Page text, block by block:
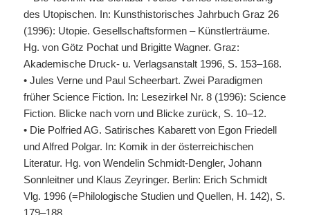
des Utopischen. In: Kunsthistorisches Jahrbuch Graz 26
(1996): Utopie. Gesellschaftsformen – Künstlerträume.
Hg. von Götz Pochat und Brigitte Wagner. Graz:
Akademische Druck- u. Verlagsanstalt 1996, S. 153–168.
• Jules Verne und Paul Scheerbart. Zwei Paradigmen
früher Science Fiction. In: Lesezirkel Nr. 8 (1996): Science
Fiction. Blicke nach vorn und Blicke zurück, S. 10–12.
• Die Polfried AG. Satirisches Kabarett von Egon Friedell
und Alfred Polgar. In: Komik in der österreichischen
Literatur. Hg. von Wendelin Schmidt-Dengler, Johann
Sonnleitner und Klaus Zeyringer. Berlin: Erich Schmidt
Vlg. 1996 (=Philologische Studien und Quellen, H. 142), S.
179–188.